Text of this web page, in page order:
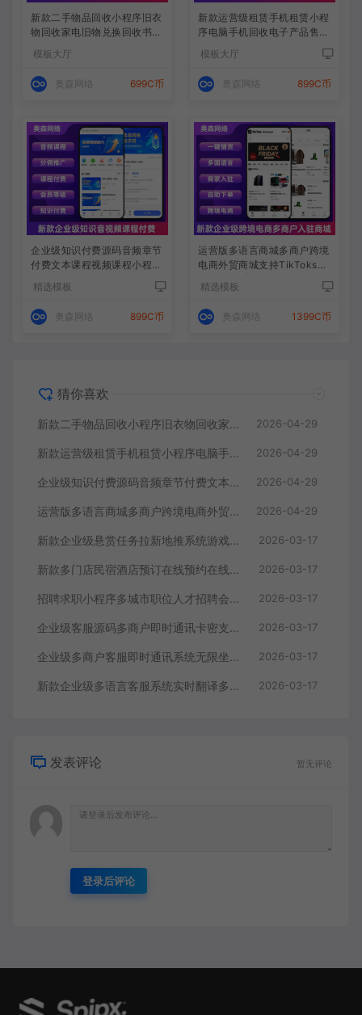
新款二手物品回收小程序旧衣
物回收家电旧物兑换回收书籍
模板大厅
奥森网络 699C币
新款运营级租赁手机租赁小程
序电脑手机回收电子产品售卖
商城系统源码支付宝芝麻免押
模板大厅
奥森网络 899C币
企业级知识付费源码音频章节
付费文本课程视频课程小程序
支持会员支付分佣逻辑在线支
付
精选模板
奥森网络 899C币
运营版多语言商城多商户跨境
电商外贸商城支持TikToksho
p内嵌商城|商家入驻一键铺货
精选模板
奥森网络 1399C币
猜你喜欢
新款二手物品回收小程序旧衣物回收家电旧物兑换回收书籍回收手机电脑回收系统源码I 2026-04-29
新款运营级租赁手机租赁小程序电脑手机回收电子产品售卖商城系统源码支付宝芝麻免押 2026-04-29
企业级知识付费源码音频章节付费文本课程视频课程小程序支持会员支付分佣逻辑在线支付 2026-04-29
运营版多语言商城多商户跨境电商外贸商城支持TikTokshop内嵌商城|商家入驻一键铺货 2026-04-29
新款企业级悬赏任务拉新地推系统游戏试玩任务联盟众人帮威客兼职任务社区论坛发布任务 2026-03-17
新款多门店民宿酒店预订在线预约在线预定房间日租房宾馆支持旅游景点附近交通 2026-03-17
招聘求职小程序多城市职位人才招聘会企业VIP套餐附近职位经纪人入驻分销推广 2026-03-17
企业级客服源码多商户即时通讯卡密支付无限坐席客服聊天智能机器人自动回复语音聊天 2026-03-17
企业级多商户客服即时通讯系统无限坐席智能机器人语言定位自动回复智能看板超多功能 2026-03-17
新款企业级多语言客服系统实时翻译多商户即时通讯客服智能机器人多级回复无限客服席位 2026-03-17
发表评论 暂无评论
登录后评论